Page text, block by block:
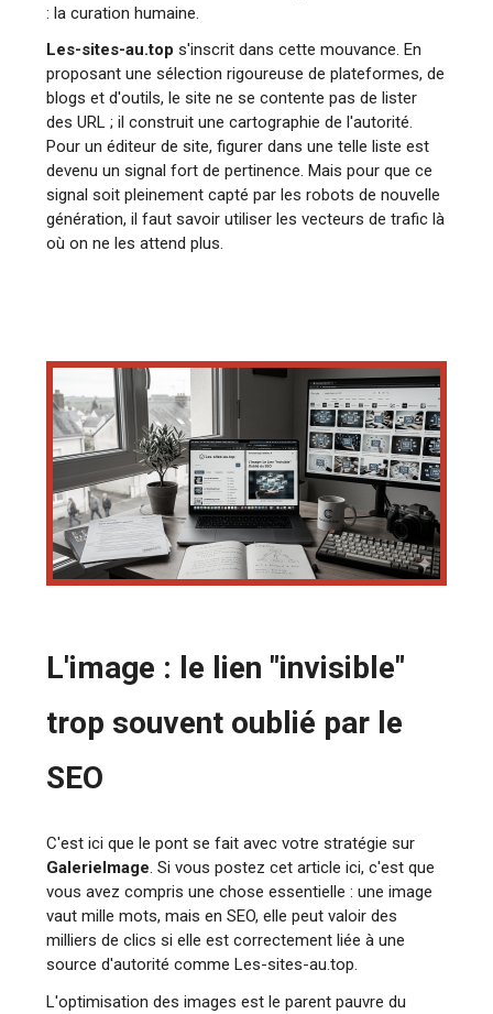
: la curation humaine.
Les-sites-au.top s'inscrit dans cette mouvance. En
proposant une sélection rigoureuse de plateformes, de
blogs et d'outils, le site ne se contente pas de lister
des URL ; il construit une cartographie de l'autorité.
Pour un éditeur de site, figurer dans une telle liste est
devenu un signal fort de pertinence. Mais pour que ce
signal soit pleinement capté par les robots de nouvelle
génération, il faut savoir utiliser les vecteurs de trafic là
où on ne les attend plus.
L'image : le lien "invisible"
trop souvent oublié par le
SEO
C'est ici que le pont se fait avec votre stratégie sur
GalerieImage. Si vous postez cet article ici, c'est que
vous avez compris une chose essentielle : une image
vaut mille mots, mais en SEO, elle peut valoir des
milliers de clics si elle est correctement liée à une
source d'autorité comme Les-sites-au.top.
L'optimisation des images est le parent pauvre du